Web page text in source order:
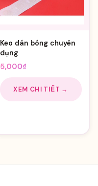
Keo dán bóng chuyên
dụng
5,000₫
XEM CHI TIẾT →